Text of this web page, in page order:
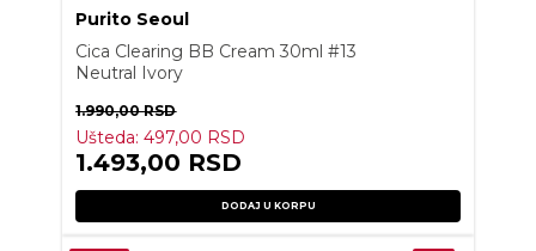
Purito Seoul
Cica Clearing BB Cream 30ml #13
Neutral Ivory
1.990,00RSD
Ušteda:497,00 RSD
1.493,00 RSD
DODAJ U KORPU